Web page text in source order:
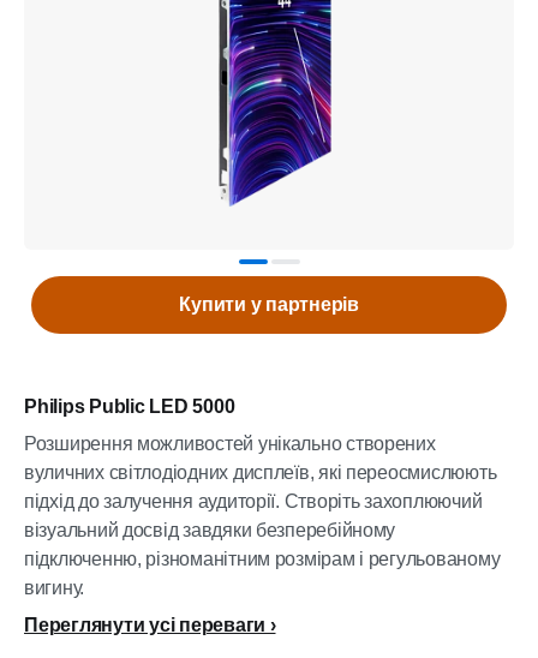
Philips Public LED 5000
Розширення можливостей унікально створених
вуличних світлодіодних дисплеїв, які переосмислюють
підхід до залучення аудиторії. Створіть захоплюючий
візуальний досвід завдяки безперебійному
підключенню, різноманітним розмірам і регульованому
вигину.
Переглянути усі переваги
Купити у партнерів